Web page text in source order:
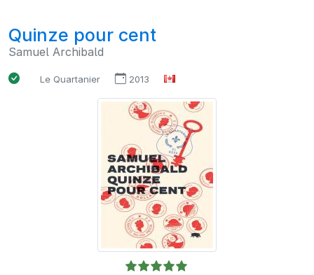
Quinze pour cent
Samuel Archibald
Le Quartanier 2013